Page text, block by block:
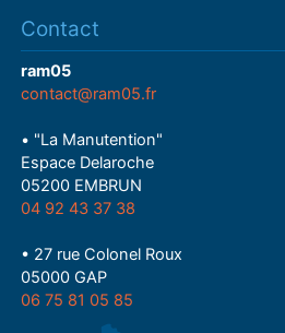
Contact
ram05
contact@ram05.fr
• "La Manutention"
Espace Delaroche
05200 EMBRUN
04 92 43 37 38
• 27 rue Colonel Roux
05000 GAP
06 75 81 05 85